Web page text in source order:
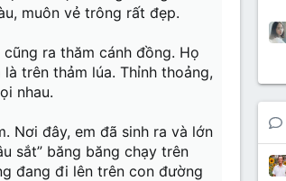
muôn vẻ trông rất đẹp.
ra thăm cánh đồng. Họ
trên thảm lúa. Thỉnh thoảng,
nhau.
Nơi đây, em đã sinh ra và lớn
sắt” băng băng chạy trên
đang đi lên trên con đường